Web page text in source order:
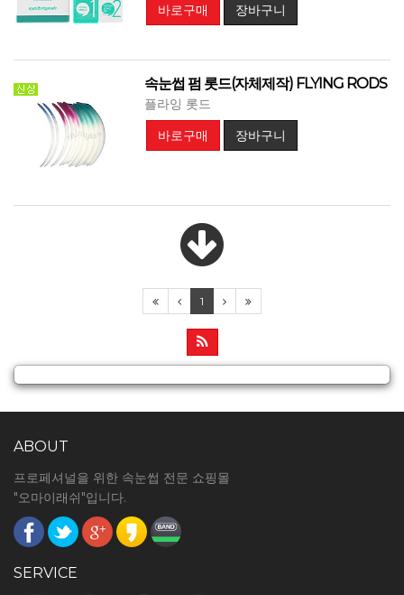
바로구매
장바구니
속눈썹 펌 롯드(자체제작) FLYING RODS
플라잉 롯드
바로구매
장바구니
1
ABOUT
프로페셔널을 위한 속눈썹 전문 쇼핑몰
"오마이래쉬"입니다.
SERVICE